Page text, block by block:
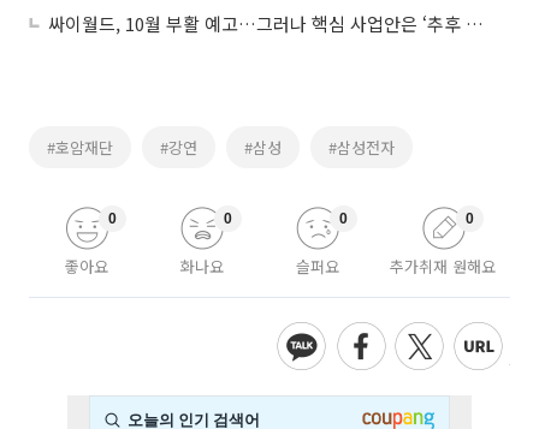
싸이월드, 10월 부활 예고…그러나 핵심 사업안은 ‘추후 공개’
#호암재단 #강연 #삼성 #삼성전자
좋아요
0
화나요
0
슬퍼요
0
추가취재 원해요
0